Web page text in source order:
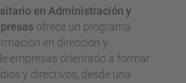
en Administración y
ofrece un programa
en dirección y
empresas orientado a formar
y directivos, desde una